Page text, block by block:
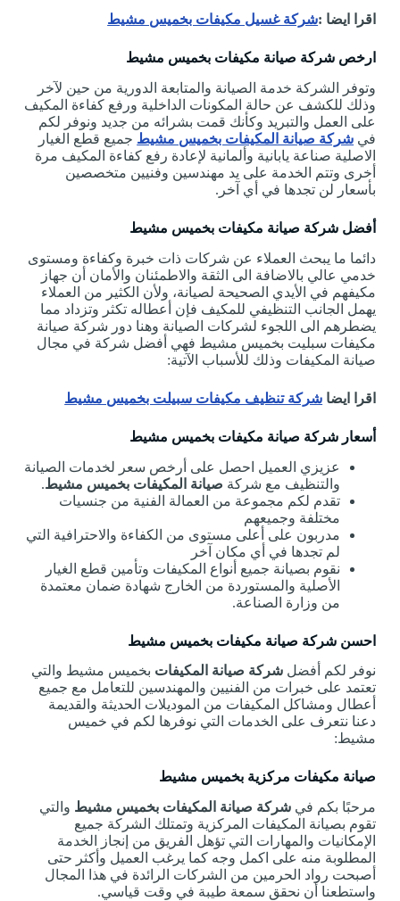
اقرا ايضا :شركة غسيل مكيفات بخميس مشيط
ارخص شركة صيانة مكيفات بخميس مشيط
وتوفر الشركة خدمة الصيانة والمتابعة الدورية من حين لآخر
وذلك للكشف عن حالة المكونات الداخلية ورفع كفاءة المكيف
على العمل والتبريد وكأنك قمت بشرائه من جديد ونوفر لكم
في شركة صيانة المكيفات بخميس مشيط جميع قطع الغيار
الاصلية صناعة يابانية وألمانية لإعادة رفع كفاءة المكيف مرة
أخرى وتتم الخدمة على يد مهندسين وفنيين متخصصين
بأسعار لن تجدها في أي آخر.
أفضل شركة صيانة مكيفات بخميس مشيط
دائما ما يبحث العملاء عن شركات ذات خبرة وكفاءة ومستوى
خدمي عالي بالاضافة الى الثقة والاطمئنان والأمان أن جهاز
مكيفهم في الأيدي الصحيحة لصيانة، ولأن الكثير من العملاء
يهمل الجانب التنظيفي للمكيف فإن أعطاله تكثر وتزداد مما
يضطرهم الى اللجوء لشركات الصيانة وهنا دور شركة صيانة
مكيفات سبليت بخميس مشيط فهي أفضل شركة في مجال
صيانة المكيفات وذلك للأسباب الآتية:
اقرا ايضا شركة تنظيف مكيفات سبيلت بخميس مشيط
أسعار شركة صيانة مكيفات بخميس مشيط
عزيزي العميل احصل على أرخص سعر لخدمات الصيانة
والتنظيف مع شركة صيانة المكيفات بخميس مشيط.
تقدم لكم مجموعة من العمالة الفنية من جنسيات
مختلفة وجميعهم
مدربون على أعلى مستوى من الكفاءة والاحترافية التي
لم تجدها في أي مكان آخر
نقوم بصيانة جميع أنواع المكيفات وتأمين قطع الغيار
الأصلية والمستوردة من الخارج شهادة ضمان معتمدة
من وزارة الصناعة.
احسن شركة صيانة مكيفات بخميس مشيط
نوفر لكم أفضل شركة صيانة المكيفات بخميس مشيط والتي
تعتمد على خبرات من الفنيين والمهندسين للتعامل مع جميع
أعطال ومشاكل المكيفات من الموديلات الحديثة والقديمة
دعنا نتعرف على الخدمات التي نوفرها لكم في خميس
مشيط:
صيانة مكيفات مركزية بخميس مشيط
مرحبًا بكم في شركة صيانة المكيفات بخميس مشيط والتي
تقوم بصيانة المكيفات المركزية وتمتلك الشركة جميع
الإمكانيات والمهارات التي تؤهل الفريق من إنجاز الخدمة
المطلوبة منه على اكمل وجه كما يرغب العميل وأكثر حتى
أصبحت رواد الحرمين من الشركات الرائدة في هذا المجال
واستطعنا أن نحقق سمعة طيبة في وقت قياسي.